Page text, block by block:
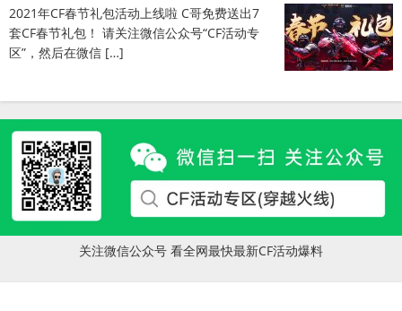
2021年CF春节礼包活动上线啦 C哥免费送出7
套CF春节礼包！ 请关注微信公众号“CF活动专
区”，然后在微信 […]
关注微信公众号 看全网最快最新CF活动爆料